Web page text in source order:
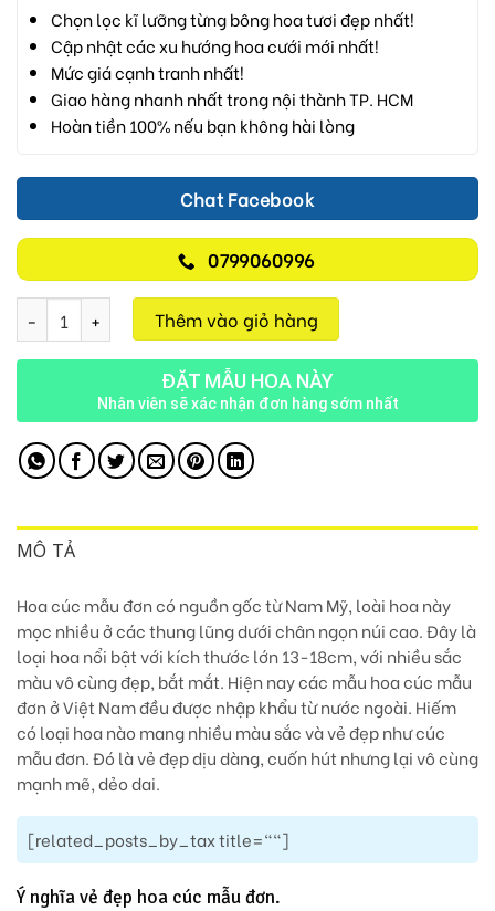
Chọn lọc kĩ lưỡng từng bông hoa tươi đẹp nhất!
Cập nhật các xu hướng hoa cưới mới nhất!
Mức giá cạnh tranh nhất!
Giao hàng nhanh nhất trong nội thành TP. HCM
Hoàn tiền 100% nếu bạn không hài lòng
Chat Facebook
0799060996
Tình Đẹp D25 số lượngThêm vào giỏ hàng
ĐẶT MẪU HOA NÀY
Nhân viên sẽ xác nhận đơn hàng sớm nhất
MÔ TẢ
Hoa cúc mẫu đơn có nguồn gốc từ Nam Mỹ, loài hoa này
mọc nhiều ở các thung lũng dưới chân ngọn núi cao. Đây là
loại hoa nổi bật với kích thước lớn 13-18cm, với nhiều sắc
màu vô cùng đẹp, bắt mắt. Hiện nay các mẫu hoa cúc mẫu
đơn ở Việt Nam đều được nhập khẩu từ nước ngoài. Hiếm
có loại hoa nào mang nhiều màu sắc và vẻ đẹp như cúc
mẫu đơn. Đó là vẻ đẹp dịu dàng, cuốn hút nhưng lại vô cùng
mạnh mẽ, dẻo dai.
[related_posts_by_tax title=""]
Ý nghĩa vẻ đẹp hoa cúc mẫu đơn.